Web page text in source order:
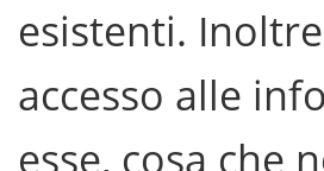
esistenti.
accesso alle
esse, cosa che